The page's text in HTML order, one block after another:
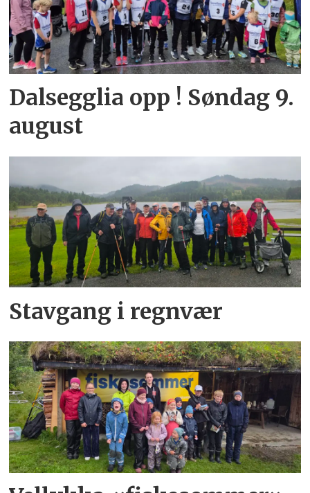
Dalsegglia opp ! Søndag 9.
august
Stavgang i regnvær